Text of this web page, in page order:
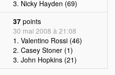
3. Nicky Hayden (69)
37 points
30 mai 2008 à 21:08
1. Valentino Rossi (46)
2. Casey Stoner (1)
3. John Hopkins (21)